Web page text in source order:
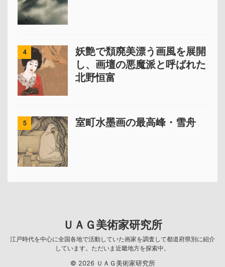
4
妖艶で頽廃美漂う画風を展開
し、画壇の悪魔派と呼ばれた
北野恒富
5 室町水墨画の最高峰・雪舟
ＵＡＧ美術家研究所
江戸時代を中心に全国各地で活動していた画家を調査して都道府県別に紹介
しています。ただいま近畿地方を探索中。
© 2026 ＵＡＧ美術家研究所